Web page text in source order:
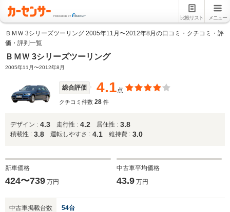
比較リスト メニュー
ＢＭＷ 3シリーズツーリング 2005年11月〜2012年8月の口コミ・クチコミ・評
価・評判一覧
ＢＭＷ 3シリーズツーリング
2005年11月〜2012年8月
総合評価 4.1点
クチコミ件数 28 件
デザイン : 4.3 走行性 : 4.2 居住性 : 3.8
積載性 : 3.8 運転しやすさ : 4.1 維持費 : 3.0
新車価格
424〜739 万円
中古車平均価格
43.9万円
中古車掲載台数 54台